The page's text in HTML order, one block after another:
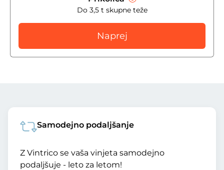
Do 3,5 t skupne teže
Naprej
Samodejno podaljšanje
Z Vintrico se vaša vinjeta samodejno
podaljšuje - leto za letom!